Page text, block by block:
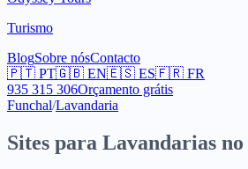
Turismo
BlogSobre nósContacto
🇵🇹 PT🇬🇧 EN🇪🇸 ES🇫🇷 FR
935 315 306Orçamento grátis
Funchal/Lavandaria
Sites para Lavandarias no